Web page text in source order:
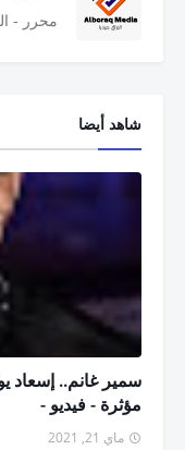
محرر -
شاهد أيضا
سمير غانم.. إسعاد
مؤثرة - فيديو -
ماي 21, 2021